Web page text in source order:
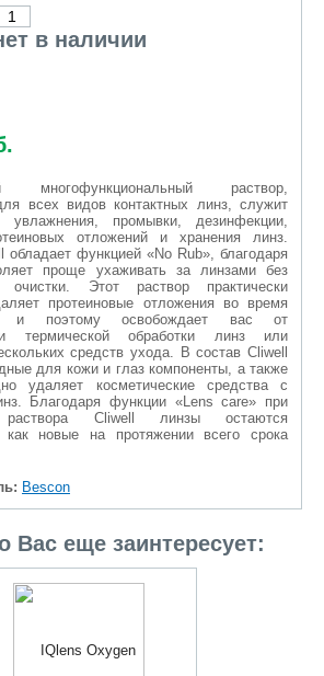
в наличии
многофункциональный раствор,
всех видов контактных линз, служит
увлажнения, промывки, дезинфекции,
отложений и хранения линз.
обладает функцией «No Rub», благодаря
проще ухаживать за линзами без
очистки. Этот раствор практически
протеиновые отложения во время
и поэтому освобождает вас от
термической обработки линз или
средств ухода. В состав Cliwell
для кожи и глаз компоненты, а также
удаляет косметические средства с
Благодаря функции «Lens care» при
раствора Cliwell линзы остаются
как новые на протяжении всего срока
Bescon
Вас еще заинтересует: